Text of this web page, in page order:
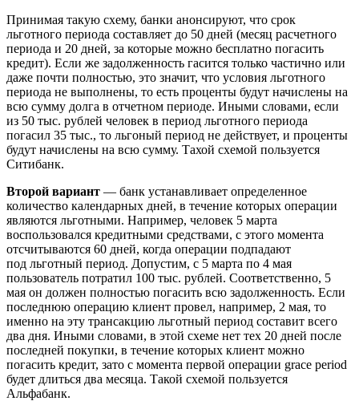
Принимая такую схему, банки анонсируют, что срок
льготного периода составляет до 50 дней (месяц расчетного
периода и 20 дней, за которые можно бесплатно погасить
кредит). Если же задолженность гасится только частично или
даже почти полностью, это значит, что условия льготного
периода не выполнены, то есть проценты будут начислены на
всю сумму долга в отчетном периоде. Иными словами, если
из 50 тыс. рублей человек в период льготного периода
погасил 35 тыс., то льгоный период не действует, и проценты
будут начислены на всю сумму. Тахой схемой пользуется
Ситибанк.
Второй вариант — банк устанавливает определенное
количество календарных дней, в течение которых операции
являются льготными. Например, человек 5 марта
воспользовался кредитными средствами, с этого момента
отсчитываются 60 дней, когда операции подпадают
под льготный период. Допустим, с 5 марта по 4 мая
пользователь потратил 100 тыс. рублей. Соответственно, 5
мая он должен полностью погасить всю задолженность. Если
последнюю операцию клиент провел, например, 2 мая, то
именно на эту трансакцию льготный период составит всего
два дня. Иными словами, в этой схеме нет тех 20 дней после
последней покупки, в течение которых клиент можно
погасить кредит, зато с момента первой операции grace period
будет длиться два месяца. Такой схемой пользуется
Альфабанк.